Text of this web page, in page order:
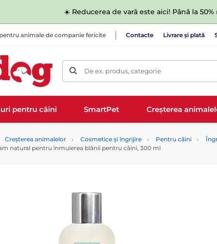
☀️ Reducerea de vară este aici! Până la
animale de companie fericite Contacte Livrare și plată
De ex. produs, categorie
pentru câini SmartPet Creșterea
Creșterea animalelor Cosmetice și îngrijire Pentru câini
natural pentru înmuierea blănii pentru câini, 300 ml